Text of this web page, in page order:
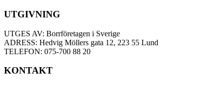
UTGIVNING
UTGES AV: Borrföretagen i Sverige
ADRESS: Hedvig Möllers gata 12, 223 55 Lund
TELEFON: 075-700 88 20
KONTAKT